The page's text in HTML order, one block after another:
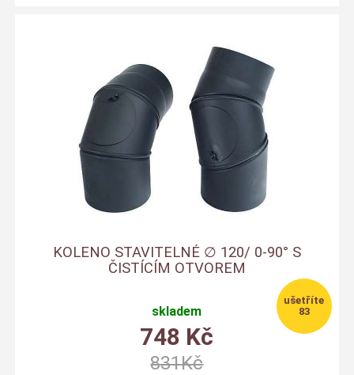
KOLENO STAVITELNÉ ∅ 120/ 0-90° S
ČISTÍCÍM OTVOREM
skladem
748 Kč
83
831Kč